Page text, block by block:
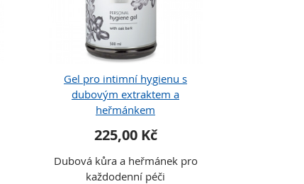
Gel pro intimní hygienu s
dubovým extraktem a
heřmánkem
225,00 Kč
Dubová kůra a heřmánek pro
každodenní péči